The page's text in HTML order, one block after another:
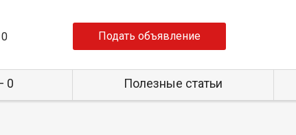
0 Подать объявление
0 Полезные статьи